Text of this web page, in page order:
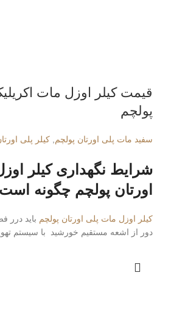
قیمت کیلر اوزل مات
پولچم
سفید مات پلی اورتان پولچم کیلر پلی
شرایط نگهداری کیلر
اورتان پولچم چگونه
کیلر اوزل مات پلی اورتان پولچم باید درر
دور از اشعه مستقیم خورشید با سیستم